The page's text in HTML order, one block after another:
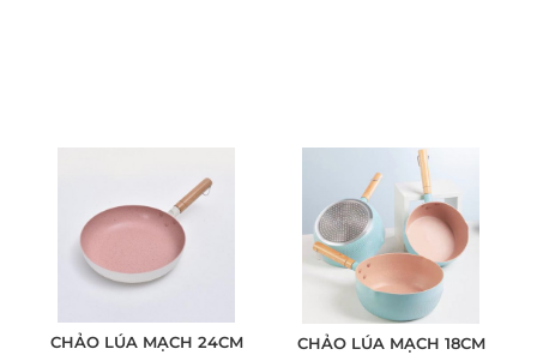
CHẢO LÚA MẠCH 24CM
CHẢO LÚA MẠCH 18CM